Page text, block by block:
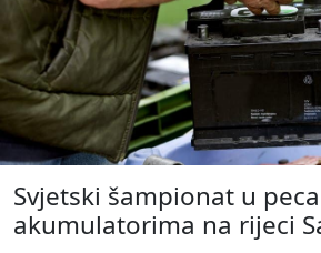
Svjetski šampionat u
akumulatorima na rijeci